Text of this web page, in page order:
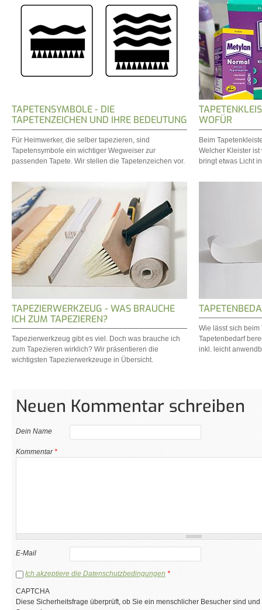
TAPETENSYMBOLE - DIE
TAPETENZEICHEN UND IHRE BEDEUTUNG
Für Heimwerker, die selber tapezieren, sind
Tapetensymbole ein wichtiger Wegweiser zur
passenden Tapete. Wir stellen die Tapetenzeichen vor.
WOFÜR
Beim
Welcher Kleister
bringt etwas Licht
TAPEZIERWERKZEUG - WAS BRAUCHE
ICH ZUM TAPEZIEREN?
Tapezierwerkzeug gibt es viel. Doch was brauche ich
zum Tapezieren wirklich? Wir präsentieren die
wichtigsten Tapezierwerkzeuge in Übersicht.
Wie lässt sich
Tapetenbedarf
inkl. leicht
Neuen Kommentar schreiben
Dein Name
Kommentar*
E-Mail
Ich akzeptiere die Datenschutzbedingungen *
CAPTCHA
Diese Sicherheitsfrage überprüft, ob Sie ein menschlicher Besucher sind